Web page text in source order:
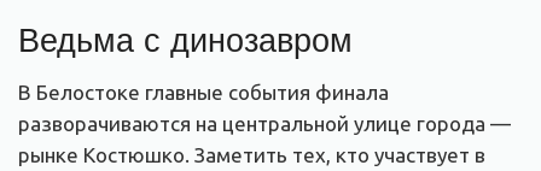
Ведьма с динозавром
В Белостоке главные события финала
разворачиваются на центральной улице города —
рынке Костюшко. Заметить тех, кто участвует в